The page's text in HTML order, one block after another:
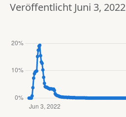
Veröffentlicht Juni 3, 2022